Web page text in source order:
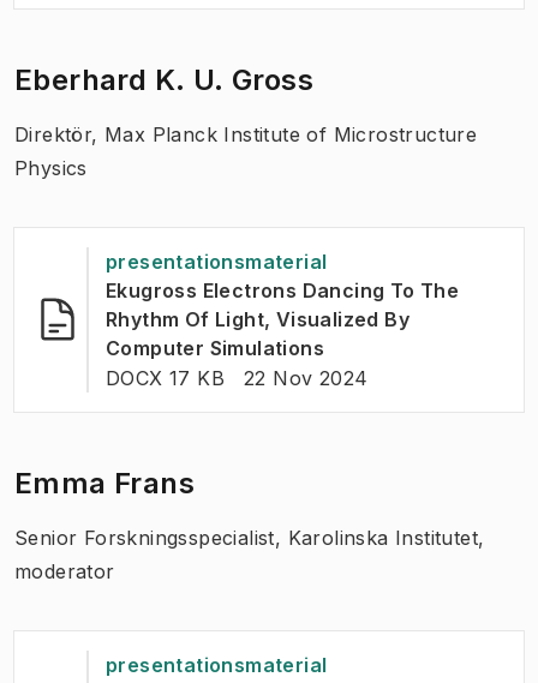
Eberhard K. U. Gross
Direktör, Max Planck Institute of Microstructure
Physics
presentationsmaterial
Ekugross Electrons Dancing To The
Rhythm Of Light, Visualized By
Computer Simulations
FILTYP::
DOCX 17 KB Senast ändrad
22 Nov 2024
Emma Frans
Senior Forskningsspecialist, Karolinska Institutet,
moderator
presentationsmaterial